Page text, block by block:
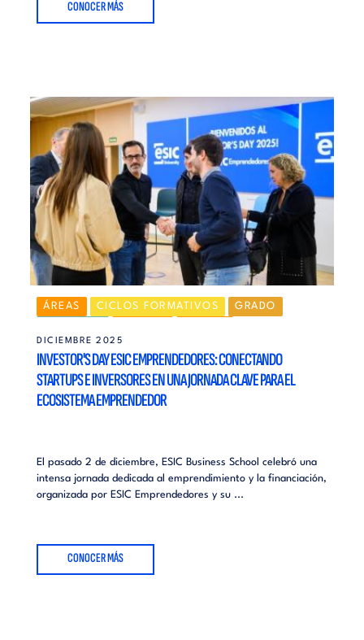
CONOCER MÁS
ÁREAS CICLOS FORMATIVOS
GRADO
EMPRENDIMIENTO
DICIEMBRE 2025
INVESTOR'S DAY ESIC EMPRENDEDORES: CONECTANDO
STARTUPS E INVERSORES EN UNA JORNADA CLAVE PARA EL
ECOSISTEMA EMPRENDEDOR
El pasado 2 de diciembre, ESIC Business School celebró una
intensa jornada dedicada al emprendimiento y la financiación,
organizada por ESIC Emprendedores y su ...
CONOCER MÁS